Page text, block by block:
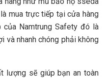
mua trực tiếp tại cửa hàng
của Namtrung Safety đó là
và nhanh chóng phải không
lượng sẽ giúp bạn an toàn